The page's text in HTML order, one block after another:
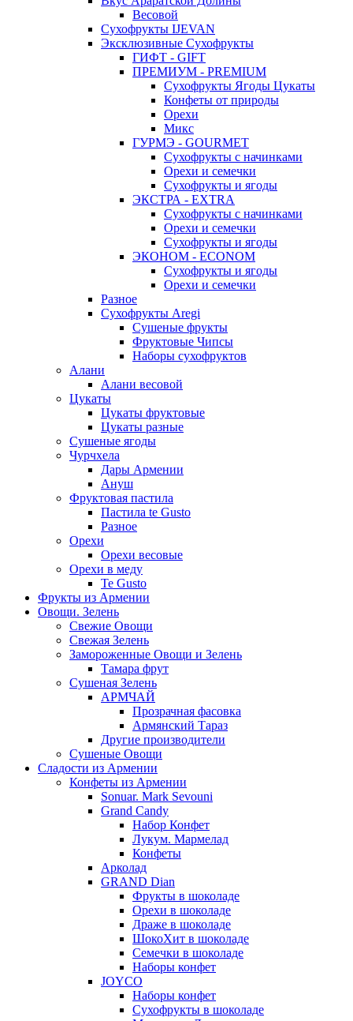
Весовой
Сухофрукты IJEVAN
Эксклюзивные Сухофрукты
ГИФТ - GIFT
ПРЕМИУМ - PREMIUM
Сухофрукты Ягоды Цукаты
Конфеты от природы
Орехи
Микс
ГУРМЭ - GOURMET
Сухофрукты с начинками
Орехи и семечки
Сухофрукты и ягоды
ЭКСТРА - EXTRA
Сухофрукты с начинками
Орехи и семечки
Сухофрукты и ягоды
ЭКОНОМ - ECONOM
Сухофрукты и ягоды
Орехи и семечки
Разное
Сухофрукты Aregi
Сушеные фрукты
Фруктовые Чипсы
Наборы сухофруктов
Алани
Алани весовой
Цукаты
Цукаты фруктовые
Цукаты разные
Сушеные ягоды
Чурчхела
Дары Армении
Ануш
Фруктовая пастила
Пастила te Gusto
Разное
Орехи
Орехи весовые
Орехи в меду
Te Gusto
Фрукты из Армении
Овощи. Зелень
Свежие Овощи
Свежая Зелень
Замороженные Овощи и Зелень
Тамара фрут
Сушеная Зелень
АРМЧАЙ
Прозрачная фасовка
Армянский Тараз
Другие производители
Сушеные Овощи
Сладости из Армении
Конфеты из Армении
Sonuar. Mark Sevouni
Grand Candy
Набор Конфет
Лукум. Мармелад
Конфеты
Арколад
GRAND Dian
Фрукты в шоколаде
Орехи в шоколаде
Драже в шоколаде
ШокоХит в шоколаде
Семечки в шоколаде
Наборы конфет
JOYCO
Наборы конфет
Сухофрукты в шоколаде